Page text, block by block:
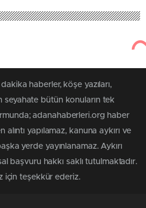
haberler, köşe yazıları,
bütün konuların tek
adanahaberleri.org haber
yapılamaz, kanuna aykırı ve
yerde yayınlanamaz. Aykırı
başvuru hakkı saklı tutulmaktadır.
için teşekkür ederiz.